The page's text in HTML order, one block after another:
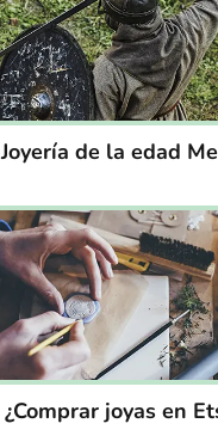
Joyería de la edad
¿Comprar joyas en